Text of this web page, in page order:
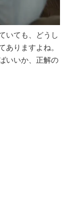
いても、どうし
りますよね。
いいか、正解の